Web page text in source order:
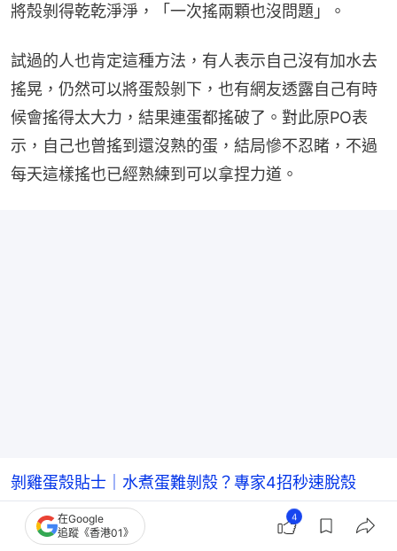
將殼剝得乾乾淨淨，「一次搖兩顆也沒問題」。
試過的人也肯定這種方法，有人表示自己沒有加水去
搖晃，仍然可以將蛋殼剝下，也有網友透露自己有時
候會搖得太大力，結果連蛋都搖破了。對此原PO表
示，自己也曾搖到還沒熟的蛋，結局慘不忍睹，不過
每天這樣搖也已經熟練到可以拿捏力道。
剝雞蛋殼貼士｜水煮蛋難剝殼？專家4招秒速脫殼
滾水或凍水下蛋?
在Google
追蹤《香港01》
4